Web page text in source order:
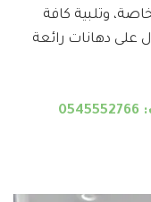
وتلبية كافة
على دهانات رائعة